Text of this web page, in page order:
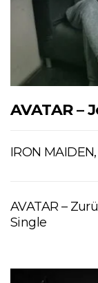
AVATAR –
IRON
AVATAR –
Single